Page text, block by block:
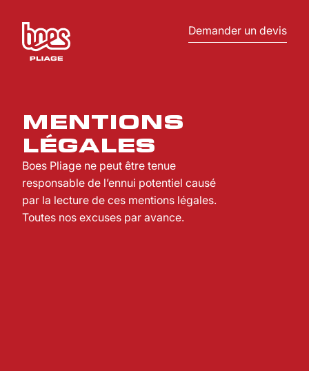
Demander un devis
MENTIONS
LÉGALES
Boes Pliage ne peut être tenue
responsable de l’ennui potentiel causé
par la lecture de ces mentions légales.
Toutes nos excuses par avance.